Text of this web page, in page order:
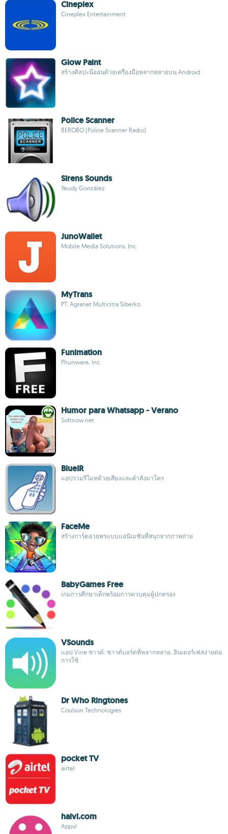
Cineplex
Cineplex Entertainment
Glow Paint
สร้างศิลปะนีออนด้วยเครื่องมือหลากหลายบน Android
Police Scanner
BEROBO (Police Scanner Radio)
Sirens Sounds
Yeudy González
JunoWallet
Mobile Media Solutions, Inc.
MyTrans
PT. Agranet Multicitra Siberko
Funimation
Phunware, Inc.
Humor para Whatsapp - Verano
Softnow.net
BlueIR
แอปรวมรีโมทด้วยเสียงและคำสั่งมาโคร
FaceMe
สร้างการ์ดอวยพรแบบแอนิเมชันที่สนุกจากภาพถ่าย
BabyGames Free
เกมการศึกษาเด็กพร้อมการควบคุมผู้ปกครอง
VSounds
แอป Vine ซาวด์: ซาวด์บอร์ดที่หลากหลาย, อินเตอร์เฟสง่ายต่อ
การใช้
Dr Who Ringtones
Coulson Technologies
pocket TV
airtel
haivl.com
Appvl